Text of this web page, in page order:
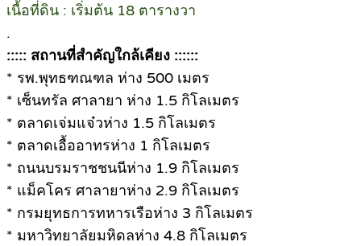
เนื้อที่ดิน : เริ่มต้น 18 ตารางวา
.
::::: สถานที่สำคัญใกล้เคียง ::::::
* รพ.พุทธฑณฑล ห่าง 500 เมตร
* เซ็นทรัล ศาลายา ห่าง 1.5 กิโลเมตร
* ตลาดเจ่มแจ๋วห่าง 1.5 กิโลเมตร
* ตลาดเอื้ออาทรห่าง 1 กิโลเมตร
* ถนนบรมราชชนนีห่าง 1.9 กิโลเมตร
* แม็คโคร ศาลายาห่าง 2.9 กิโลเมตร
* กรมยุทธการทหารเรือห่าง 3 กิโลเมตร
* มหาวิทยาลัยมหิดลห่าง 4.8 กิโลเมตร